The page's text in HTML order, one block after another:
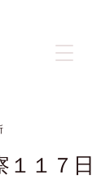
１１７日